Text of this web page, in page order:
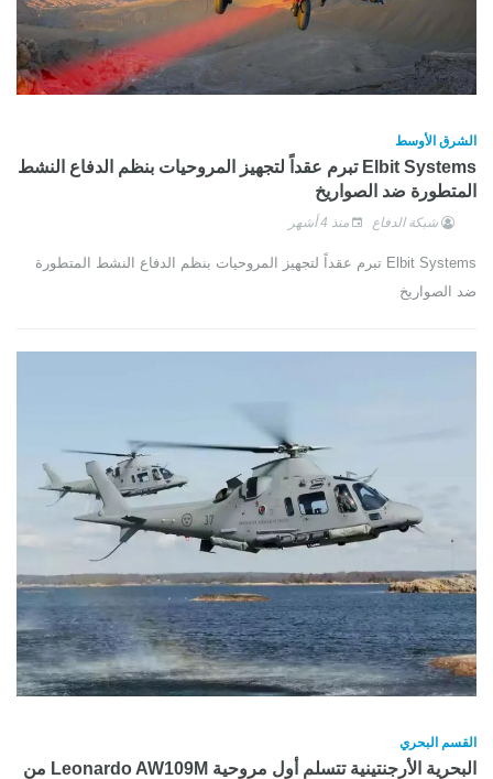
الشرق الأوسط
Elbit Systems تبرم عقداً لتجهيز المروحيات بنظم الدفاع النشط
المتطورة ضد الصواريخ
شبكة الدفاع منذ 4 أشهر
Elbit Systems تبرم عقداً لتجهيز المروحيات بنظم الدفاع النشط المتطورة
ضد الصواريخ
القسم البحري
البحرية الأرجنتينية تتسلم أول مروحية Leonardo AW109M من